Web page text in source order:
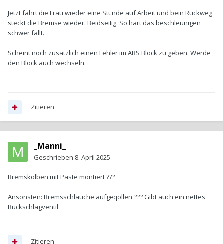
Jetzt fährt die Frau wieder eine Stunde auf Arbeit und bein Rückweg
steckt die Bremse wieder. Beidseitig. So hart das beschleunigen
schwer fällt.
Scheint noch zusätzlich einen Fehler im ABS Block zu geben. Werde
den Block auch wechseln.
Zitieren
_Manni_
Geschrieben 8. April 2025
Bremskolben mit Paste montiert ???
Ansonsten: Bremsschlauche aufgeqollen ??? Gibt auch ein nettes
Rückschlagventil
Zitieren